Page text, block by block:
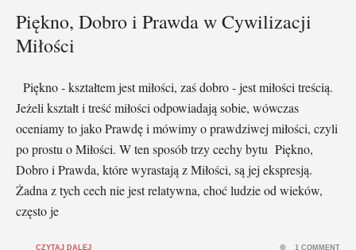
Piękno, Dobro i Prawda w Cywilizacji
Miłości
Piękno - kształtem jest miłości, zaś dobro - jest miłości treścią.
Jeżeli kształt i treść miłości odpowiadają sobie, wówczas
oceniamy to jako Prawdę i mówimy o prawdziwej miłości, czyli
po prostu o Miłości. W ten sposób trzy cechy bytu Piękno,
Dobro i Prawda, które wyrastają z Miłości, są jej ekspresją.
Żadna z tych cech nie jest relatywna, choć ludzie od wieków,
często je
CZYTAJ DALEJ 1 COMMENT